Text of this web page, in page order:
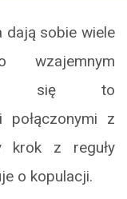
dają sobie wiele
wzajemnym
się to
połączonymi z
krok z reguły
o kopulacji.